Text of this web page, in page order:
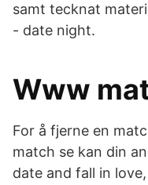
samt tecknat
- date night.
Www
For å fjerne en
match se kan din
date and fall in